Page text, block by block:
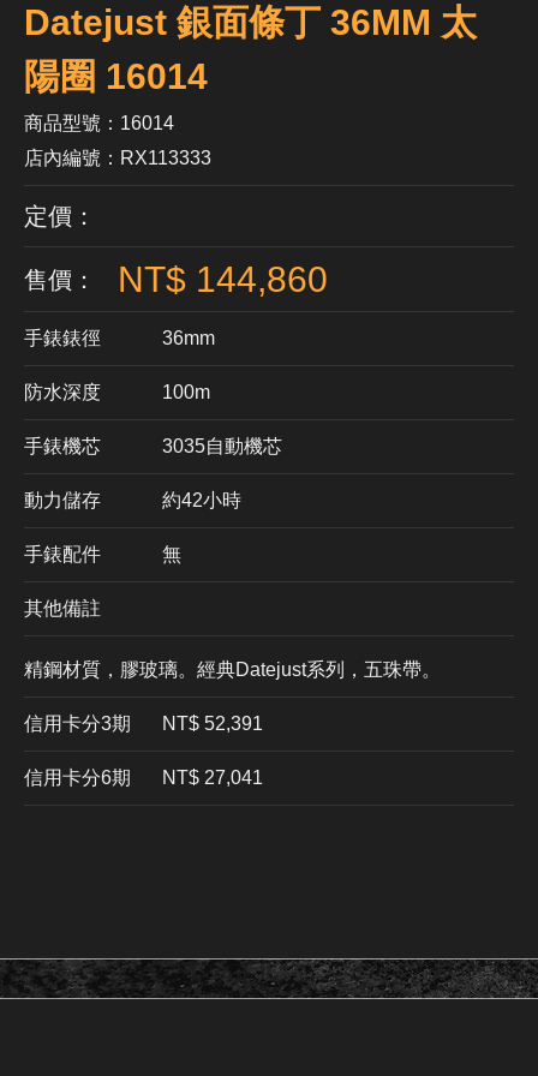
Datejust 銀面條丁 36MM 太
陽圈 16014
商品型號：16014
店內編號：RX113333
定價：
售價： NT$ 144,860
手錶錶徑 36mm
防水深度 100m
手錶機芯 ​3035自動機芯
動力儲存 約42小時
手錶配件 無
其他備註
精鋼材質，膠玻璃。經典Datejust系列，五珠帶。
信用卡分3期 ​NT$ 52,391
信用卡分6期 NT$ 27,041